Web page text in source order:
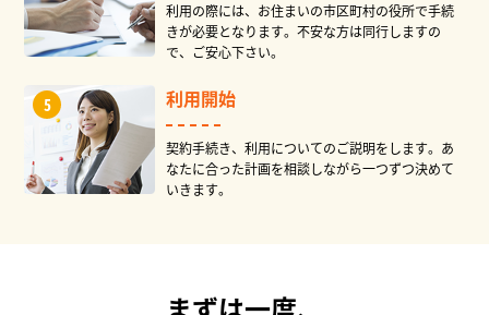
利用の際には、お住まいの市区町村の役所で手続
きが必要となります。不安な方は同行しますの
で、ご安心下さい。
利用開始
契約手続き、利用についてのご説明をします。あ
なたに合った計画を相談しながら一つずつ決めて
いきます。